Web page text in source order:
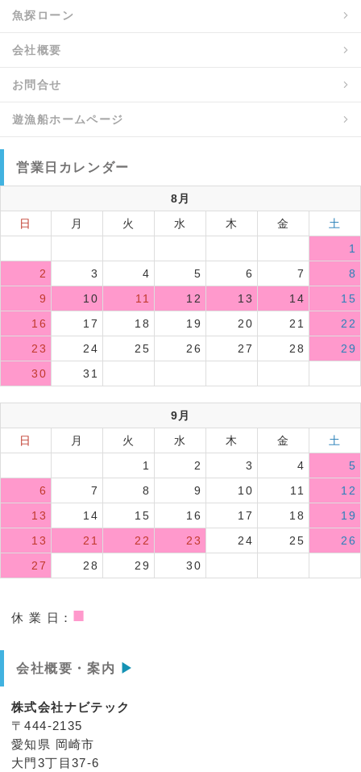
魚探ローン
会社概要
お問合せ
遊漁船ホームページ
営業日カレンダー
8月
日
月 火 水 木 金
土
1
2
3 4 5 6 7
8
9
10 11 12 13 14
15
16
17 18 19 20 21
22
23
24 25 26 27 28
29
30
31
9月
日
月 火 水 木 金
土
1
2 3 4
5
6
7 8 9 10 11
12
13
14 15 16 17 18
19
13
21 22 23 24 25
26
27
28 29 30
休 業 日： ■
会社概要・案内 ▶
株式会社ナビテック
〒444-2135
愛知県 岡崎市
大門3丁目37-6